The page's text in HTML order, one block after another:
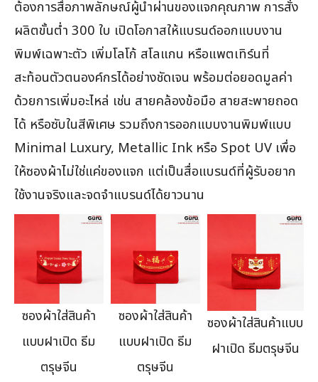
ต้องการสื่อภาพลักษณ์ผู้นำผ่านของแจกคุณภาพ การสั่ง
ผลิตขั้นต่ำ 300 ใบ เปิดโอกาสให้แบรนด์ออกแบบงาน
พิมพ์เฉพาะตัว เพิ่มโลโก้ สโลแกน หรือแพตเทิร์นที่
สะท้อนตัวตนองค์กรได้อย่างชัดเจน พร้อมต่อยอดมูลค่า
ด้วยการเพิ่มอะไหล่ เช่น สายคล้องข้อมือ สายสะพายถอด
ได้ หรือซับในสีพิเศษ รวมถึงการออกแบบงานพิมพ์แบบ
Minimal Luxury, Metallic Ink หรือ Spot UV เพื่อ
ให้ซองผ้าไม่ใช่แค่ของแจก แต่เป็นสื่อแบรนด์ที่ผู้รับอยาก
ใช้งานจริงและจดจำแบรนด์ได้ยาวนาน
ซองผ้าใส่สินค้า
แบบฝาเปิด ธีม
ตรุษจีน
ซองผ้าใส่สินค้า
แบบฝาเปิด ธีม
ตรุษจีน
ซองผ้าใส่สินค้าแบบ
ฝาเปิด ธีมตรุษจีน